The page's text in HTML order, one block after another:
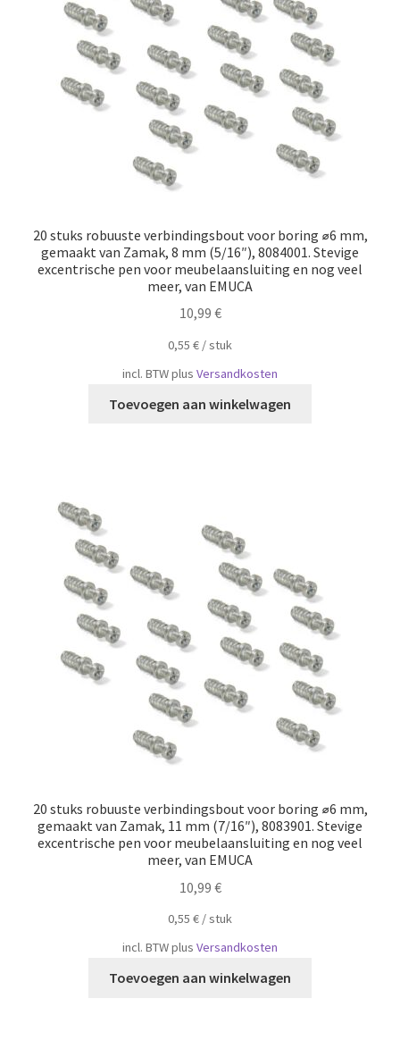
Scheepvaart
20 stuks robuuste verbindingsbout voor boring ⌀6 mm,
gemaakt van Zamak, 8 mm (5/16″), 8084001. Stevige
excentrische pen voor meubelaansluiting en nog veel
meer, van EMUCA
10,99 €
0,55 € /​​stuk
incl. BTWplus Versandkosten
Toevoegen aan winkelwagen
20 stuks robuuste verbindingsbout voor boring ⌀6 mm,
gemaakt van Zamak, 11 mm (7/16″), 8083901. Stevige
excentrische pen voor meubelaansluiting en nog veel
meer, van EMUCA
10,99 €
0,55 € /​​stuk
incl. BTWplus Versandkosten
Toevoegen aan winkelwagen